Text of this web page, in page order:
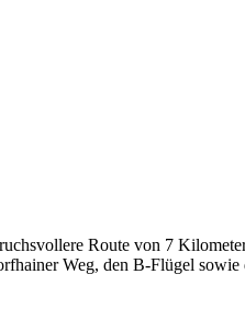
Route von 7
Weg, den B-Flügel sowie